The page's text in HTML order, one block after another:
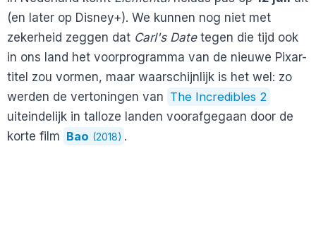
(en later op Disney+). We kunnen nog niet met
zekerheid zeggen dat Carl's Datetegen die tijd ook
in ons land het voorprogramma van de nieuwe Pixar-
titel zou vormen, maar waarschijnlijk is het wel: zo
werden de vertoningen van The Incredibles 2
uiteindelijk in talloze landen voorafgegaan door de
korte film Bao (2018) .